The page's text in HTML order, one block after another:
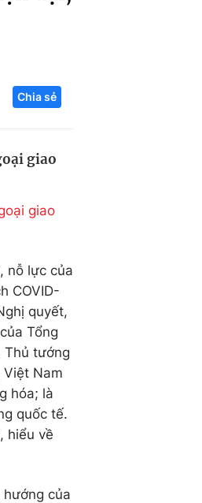
Công nghệ tương lai
Chia sẻ
giao
giao
nỗ lực của
COVID-
quyết,
Tổng
Thủ tướng
Nam
hóa; là
quốc tế.
hiểu về
của